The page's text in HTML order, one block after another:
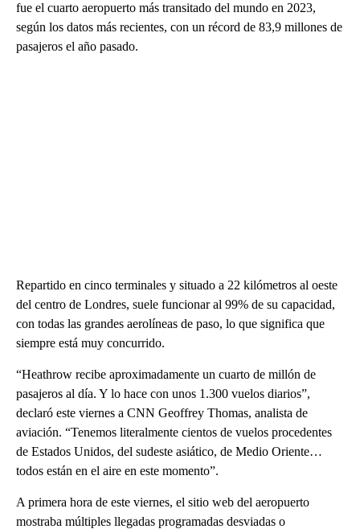
fue el cuarto aeropuerto más transitado del mundo en 2023,
según los datos más recientes, con un récord de 83,9 millones de
pasajeros el año pasado.
Repartido en cinco terminales y situado a 22 kilómetros al oeste
del centro de Londres, suele funcionar al 99% de su capacidad,
con todas las grandes aerolíneas de paso, lo que significa que
siempre está muy concurrido.
“Heathrow recibe aproximadamente un cuarto de millón de
pasajeros al día. Y lo hace con unos 1.300 vuelos diarios”,
declaró este viernes a CNN Geoffrey Thomas, analista de
aviación. “Tenemos literalmente cientos de vuelos procedentes
de Estados Unidos, del sudeste asiático, de Medio Oriente…
todos están en el aire en este momento”.
A primera hora de este viernes, el sitio web del aeropuerto
mostraba múltiples llegadas programadas desviadas o